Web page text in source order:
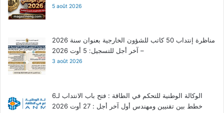
5 août 2026
مناظرة إنتداب 50 كاتب للشؤون الخارجية بعنوان سنة 2026
– آخر أجل للتسجيل: 5 أوت 2026
3 août 2026
الوكالة الوطنية للتحكم في الطاقة : فتح باب الانتداب لـ6
خطط بين تقنيين ومهندس أول آخر أجل : 27 أوت 2026